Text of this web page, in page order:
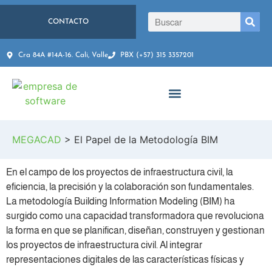
Cra 84A #14A-16. Cali, Valle PBX (+57) 315 3357201
CONTACTO
MEGACAD > El Papel de la Metodología BIM
En el campo de los proyectos de infraestructura civil, la
eficiencia, la precisión y la colaboración son fundamentales.
La metodología Building Information Modeling (BIM) ha
surgido como una capacidad transformadora que revoluciona
la forma en que se planifican, diseñan, construyen y gestionan
los proyectos de infraestructura civil. Al integrar
representaciones digitales de las características físicas y